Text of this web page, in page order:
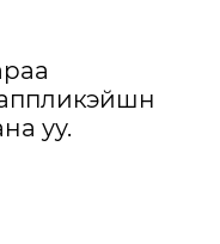
уу.